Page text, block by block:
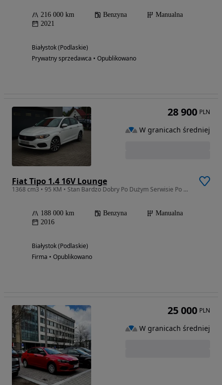
216 000 km Benzyna
Manualna
2021
Białystok (Podlaskie)
Prywatny sprzedawca • Opublikowano
Fiat Tipo 1.4 16V Lounge
1368 cm3 • 95 KM • Stan Bardzo Dobry Po Dużym Serwisie Po Opłatach Gwarancja
188 000 km Benzyna
Manualna
2016
Białystok (Podlaskie)
Firma • Opublikowano
28 900 PLN
W granicach średniej
25 000 PLN
W granicach średniej